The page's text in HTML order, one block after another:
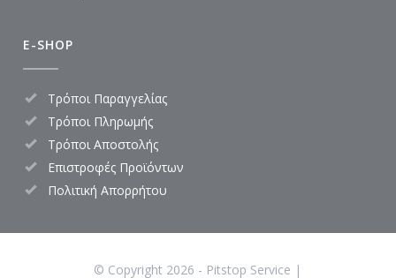
E-SHOP
Τρόποι Παραγγελίας
Τρόποι Πληρωμής
Τρόποι Αποστολής
Επιστροφές Προϊόντων
Πολιτική Απορρήτου
© Copyright 2026 - Pitstop Service |